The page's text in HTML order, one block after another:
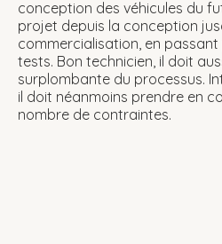
conception des véhicules du
projet depuis la conception
commercialisation, en
tests. Bon technicien, il doit
surplombante du processus.
il doit néanmoins prendre en
nombre de contraintes.